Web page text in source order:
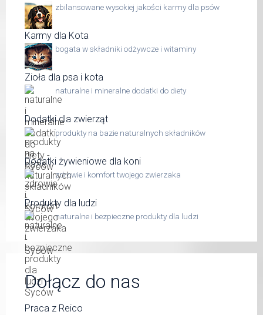
zbilansowane wysokiej jakości karmy dla psów
Karmy dla Kota
bogata w składniki odżywcze i witaminy
Zioła dla psa i kota
naturalne i mineralne dodatki do diety
Dodatki dla zwierząt
produkty na bazie naturalnych składników
Dodatki żywieniowe dla koni
zdrowie i komfort twojego zwierzaka
Produkty dla ludzi
naturalne i bezpieczne produkty dla ludzi
Dołącz do nas
Praca z Reico